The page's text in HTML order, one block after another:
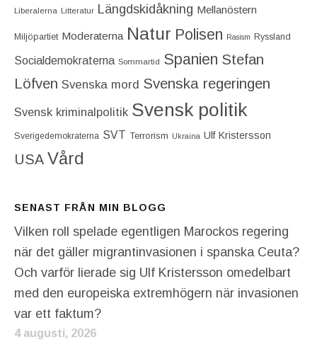
Liberalerna Litteratur Längdskidåkning Mellanöstern
Miljöpartiet Moderaterna Natur Polisen Rasism Ryssland
Socialdemokraterna Sommartid Spanien Stefan
Löfven Svenska mord Svenska regeringen
Svensk kriminalpolitik Svensk politik
Sverigedemokraterna SVT Terrorism Ukraina Ulf Kristersson
USA Vård
SENAST FRÅN MIN BLOGG
Vilken roll spelade egentligen Marockos regering
när det gäller migrantinvasionen i spanska Ceuta?
Och varför lierade sig Ulf Kristersson omedelbart
med den europeiska extremhögern när invasionen
var ett faktum?
4 augusti, 2026